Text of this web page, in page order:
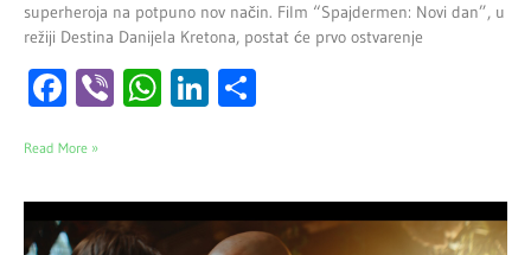
superheroja na potpuno nov način. Film “Spajdermen: Novi dan”, u
režiji Destina Danijela Kretona, postat će prvo ostvarenje
Facebook
ViberWhatsApp
LinkedIn
Read More »